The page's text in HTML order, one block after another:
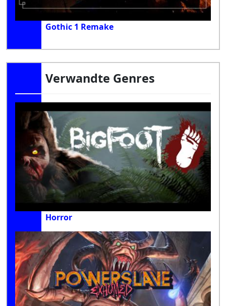
Gothic 1 Remake
Verwandte Genres
Horror